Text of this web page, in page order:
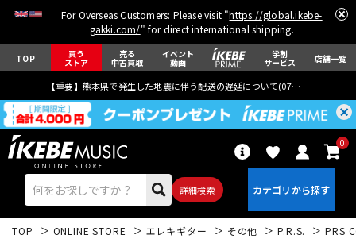
For Overseas Customers: Please visit "https://global.ikebe-
gakki.com/" for direct international shipping.
TOP 買う
ストア
売る
中古買取
イベント
動画
学割
サービス 店舗一覧
【重要】熊本県で発生した地震に伴う配送の遅延について(07月29日
詳細検索
0
TOP ONLINE STORE エレキギター その他 P.R.S. PRS